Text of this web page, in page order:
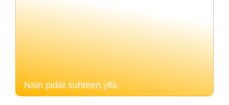
Näin pidät suhteen yllä